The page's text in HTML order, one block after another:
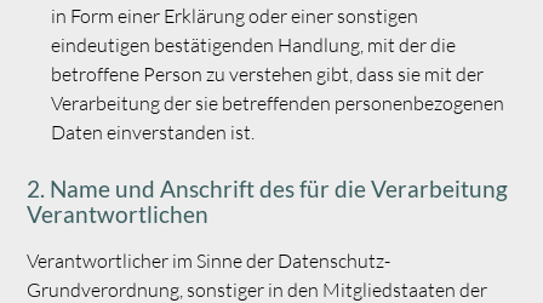
in Form einer Erklärung oder einer sonstigen
eindeutigen bestätigenden Handlung, mit der die
betroffene Person zu verstehen gibt, dass sie mit der
Verarbeitung der sie betreffenden personenbezogenen
Daten einverstanden ist.
2. Name und Anschrift des für die Verarbeitung
Verantwortlichen
Verantwortlicher im Sinne der Datenschutz-
Grundverordnung, sonstiger in den Mitgliedstaaten der